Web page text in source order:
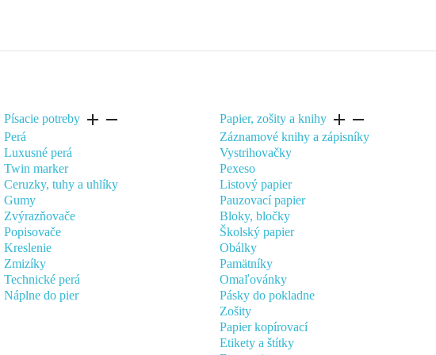
Písacie potreby add remove
Perá
Luxusné perá
Twin marker
Ceruzky, tuhy a uhlíky
Gumy
Zvýrazňovače
Popisovače
Kreslenie
Zmizíky
Technické perá
Náplne do pier
Papier, zošity a knihy add remove
Záznamové knihy a zápisníky
Vystrihovačky
Pexeso
Listový papier
Pauzovací papier
Bloky, bločky
Školský papier
Obálky
Pamätníky
Omaľovánky
Pásky do pokladne
Zošity
Papier kopírovací
Etikety a štítky